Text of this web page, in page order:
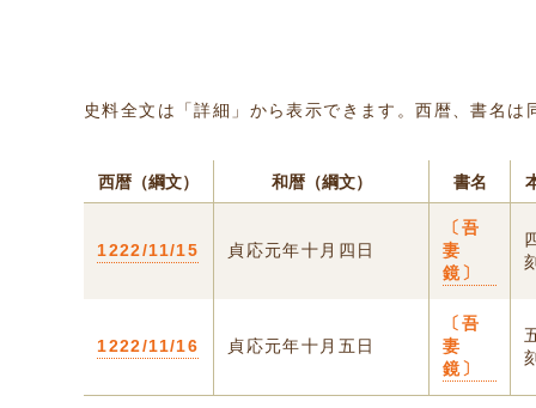
史料全文は「詳細」から表示できます。西暦、書名
西暦（綱文） 和暦（綱文） 書名
1222/11/15 貞応元年十月四日
〔吾
妻
鏡〕
1222/11/16 貞応元年十月五日
〔吾
妻
鏡〕